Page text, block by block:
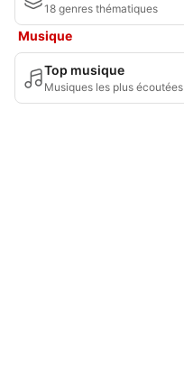
18 genres thématiques
Musique
Top musique
Musiques les plus écoutées